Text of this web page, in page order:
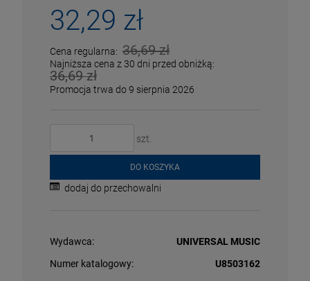
32,29 zł
Cena regularna: 36,69 zł
Najniższa cena z 30 dni przed obniżką:
36,69 zł
Promocja trwa do 9 sierpnia 2026
szt.
DO KOSZYKA
dodaj do przechowalni
Wydawca:
UNIVERSAL MUSIC
Numer katalogowy:
U8503162